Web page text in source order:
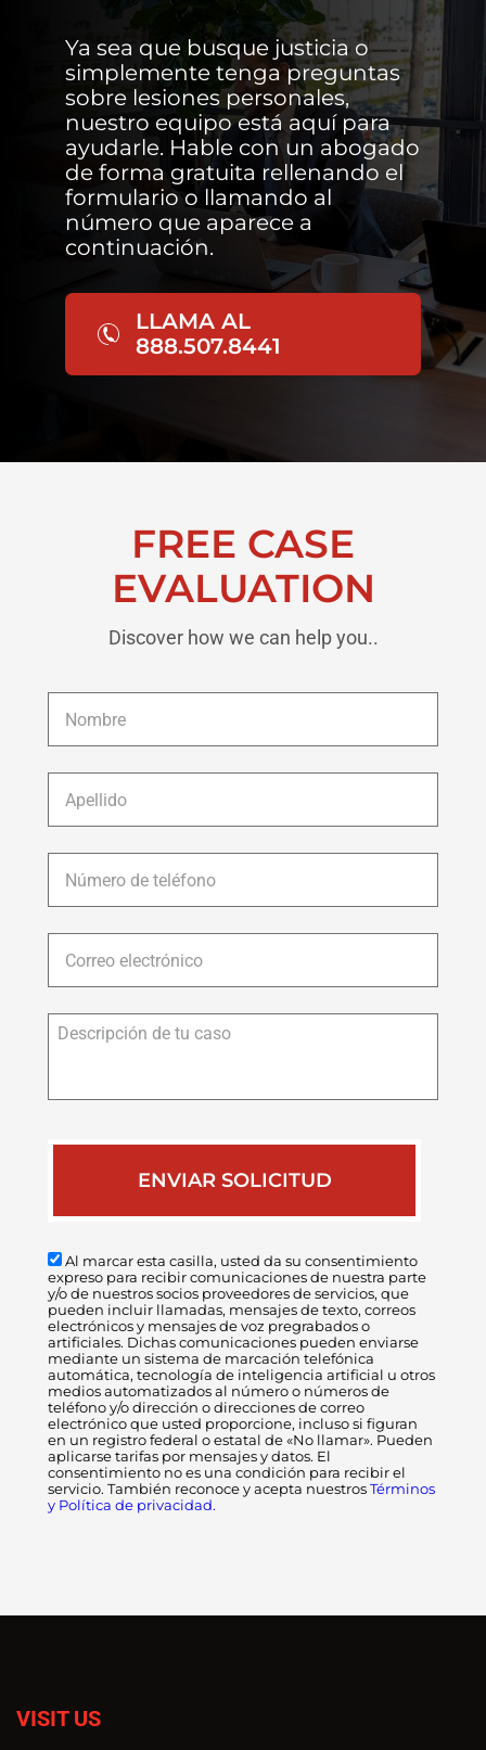
Ya sea que busque justicia o
simplemente tenga preguntas
sobre lesiones personales,
nuestro equipo está aquí para
ayudarle. Hable con un abogado
de forma gratuita rellenando el
formulario o llamando al
número que aparece a
continuación.
LLAMA AL
888.507.8441
FREE CASE
EVALUATION
Discover how we can help you..
Nombre *
Apellido *
Número
de
teléfono *
Correo
electrónico *
Descripción
Al marcar esta casilla, usted da su consentimiento
expreso para recibir comunicaciones de nuestra parte
y/o de nuestros socios proveedores de servicios, que
pueden incluir llamadas, mensajes de texto, correos
electrónicos y mensajes de voz pregrabados o
artificiales. Dichas comunicaciones pueden enviarse
mediante un sistema de marcación telefónica
automática, tecnología de inteligencia artificial u otros
medios automatizados al número o números de
teléfono y/o dirección o direcciones de correo
electrónico que usted proporcione, incluso si figuran
en un registro federal o estatal de «No llamar». Pueden
aplicarse tarifas por mensajes y datos. El
consentimiento no es una condición para recibir el
servicio. También reconoce y acepta nuestros Términos
y Política de privacidad.
VISIT US